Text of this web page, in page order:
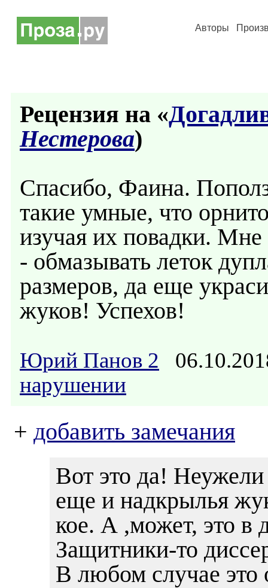
Авторы
Рецензия на «
Нестерова)
Спасибо, Фаина.
такие умные, что
изучая их повадки.
- обмазывать леток
размеров, да еще
жуков! Успехов!
Юрий Панов 2
нарушении
+ добавить замечания
Вот это да!
еще и надкрылья
кое. А ,может, это в
Защитники-то
В любом случае это